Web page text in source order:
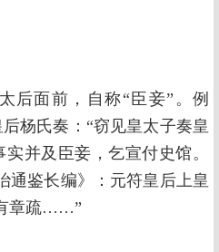
后面前，自称“臣妾”。例
杨氏奏：“窃见皇太子奏皇
并及臣妾，乞宣付史馆。
通鉴长编》：元符皇后上皇
章疏……”